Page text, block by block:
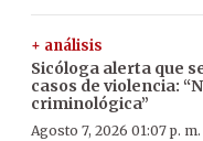
+ análisis
Sicóloga alerta que
casos de violencia:
criminológica”
Agosto 7, 2026 01:07 p. m.